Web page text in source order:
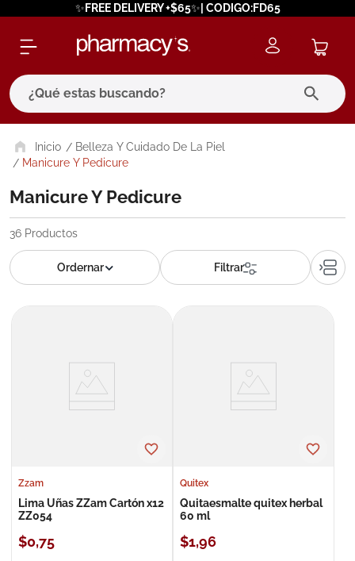
✨FREE DELIVERY +$65✨| CODIGO:FD65
¿Qué estas buscando?
Belleza Y Cuidado De La Piel
Manicure Y Pedicure
Manicure Y Pedicure
36 Productos
Zzam
Lima Uñas ZZam Cartón x12
ZZ054
$0,75
Quitex
Quitaesmalte quitex herbal
60 ml
$1,96
términos más buscados
2. protector solar
3. bioderma
5. cerave
roche posay
megacistin